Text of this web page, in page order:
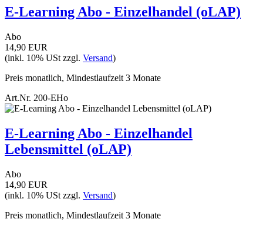
E-Learning Abo - Einzelhandel (oLAP)
Abo
14,90 EUR
(inkl. 10% USt zzgl. Versand)
Preis monatlich, Mindestlaufzeit 3 Monate
Art.Nr. 200-EHo
E-Learning Abo - Einzelhandel
Lebensmittel (oLAP)
Abo
14,90 EUR
(inkl. 10% USt zzgl. Versand)
Preis monatlich, Mindestlaufzeit 3 Monate